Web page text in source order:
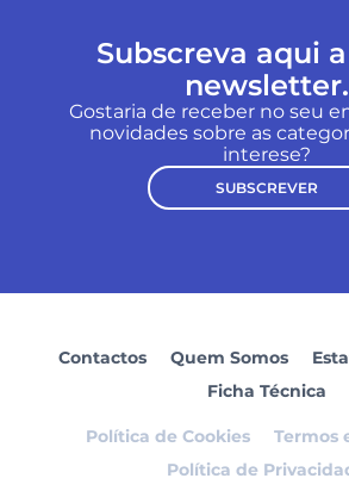
Subscreva aqui
newsletter.
Gostaria de receber no seu
novidades sobre as
interese?
SUBSCREVER
Contactos Quem Somos
Ficha Técnica
Política de Cookies
Termos
Política de